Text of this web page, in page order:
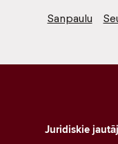
Sanpaulu
Juridiskie